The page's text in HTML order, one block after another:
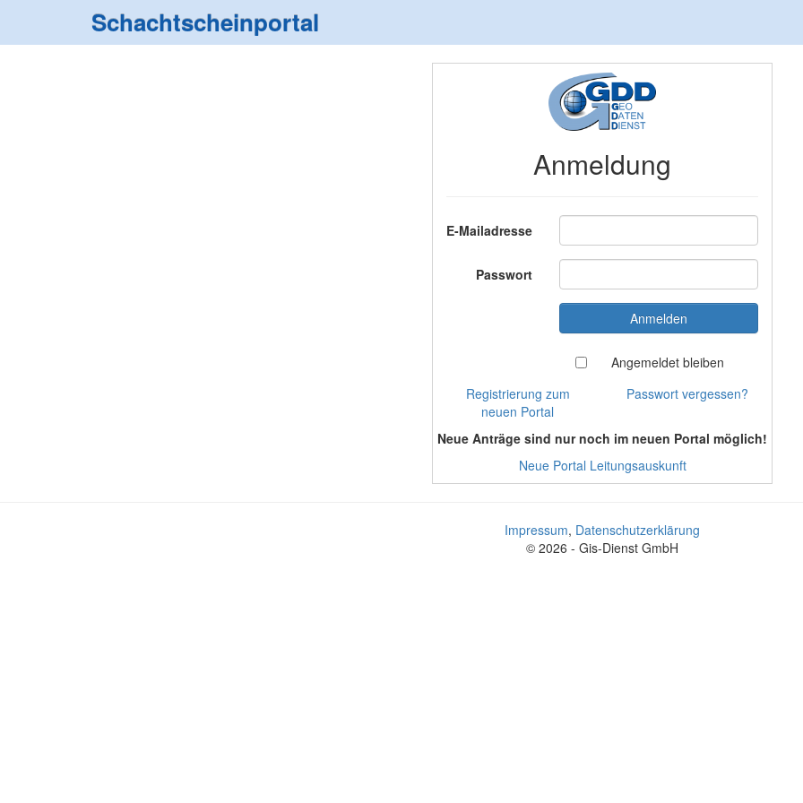
Schachtscheinportal
Anmeldung
E-Mailadresse
Passwort
Angemeldet bleiben
Registrierung zum
neuen Portal
Passwort vergessen?
Neue Anträge sind nur noch im neuen Portal möglich!
Neue Portal Leitungsauskunft
Impressum, Datenschutzerklärung
© 2026 - Gis-Dienst GmbH